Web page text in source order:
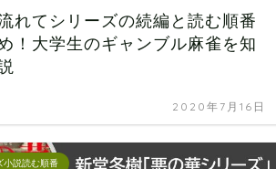
れてシリーズの続編と読む順番
！大学生のギャンブル麻雀を知
2020年7月16日
小説読む順番